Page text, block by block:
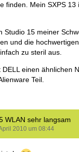
finden. Mein SXPS 13
Studio 15 meiner
und die
zu steril aus.
DELL einen ähnlichen
Teil.
WLAN sehr langsam
2010 um 08:44